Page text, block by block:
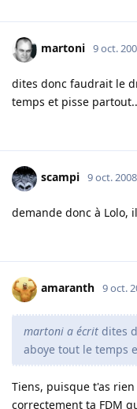
martoni 9 oct.
dites donc faudrait le
temps et pisse
scampi 9 oct. 2008
demande donc à Lolo,
amaranth 9 oct.
martoni a écrit dites
aboye tout le temps
Tiens, puisque t'as
correctement ta FDM